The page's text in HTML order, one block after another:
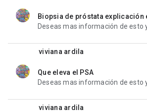
Biopsia de próstata explicación
unread,
viviana ardila
Que eleva el PSA
unread,
viviana ardila